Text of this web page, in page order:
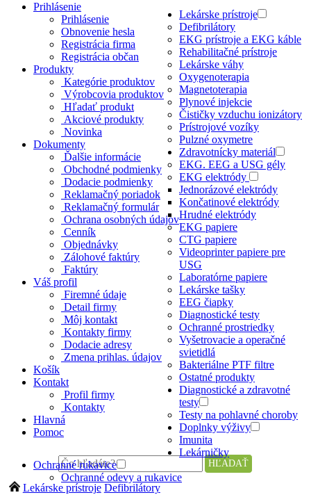
Prihlásenie
Prihlásenie
Obnovenie hesla
Registrácia firma
Registrácia občan
Produkty
Kategórie produktov
Výrobcovia produktov
Hľadať produkt
Akciové produkty
Novinka
Dokumenty
Ďalšie informácie
Obchodné podmienky
Dodacie podmienky
Reklamačný poriadok
Reklamačný formulár
Ochrana osobných údajov
Cenník
Objednávky
Zálohové faktúry
Faktúry
Váš profil
Firemné údaje
Detail firmy
Môj kontakt
Kontakty firmy
Dodacie adresy
Zmena prihlas. údajov
Košík
Kontakt
Profil firmy
Kontakty
Hlavná
Pomoc
Lekárske prístroje
Defibrilátory
EKG prístroje a EKG káble
Rehabilitačné prístroje
Lekárske váhy
Oxygenoterapia
Magnetoterapia
Plynové injekcie
Čističky vzduchu ionizátory
Prístrojové vozíky
Pulzné oxymetre
Zdravotnícky materiál
EKG. EEG a USG gély
EKG elektródy
Jednorázové elektródy
Končatinové elektródy
Hrudné elektródy
EKG papiere
CTG papiere
Videoprinter papiere pre
USG
Laboratórne papiere
Lekárske tašky
EEG čiapky
Diagnostické testy
Ochranné prostriedky
Vyšetrovacie a operačné
svietidlá
Bakteriálne PTF filtre
Ostatné produkty
Diagnostické a zdravotné
testy
Testy na pohlavné choroby
Doplnky výživy
Imunita
Lekárničky
Ochranné rukavice
Ochranné odevy a rukavice
Lekárske prístroje Defibrilátory